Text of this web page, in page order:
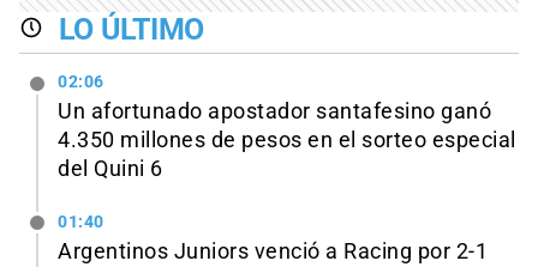
LO ÚLTIMO
02:06
Un afortunado apostador santafesino ganó
4.350 millones de pesos en el sorteo especial
del Quini 6
01:40
Argentinos Juniors venció a Racing por 2-1